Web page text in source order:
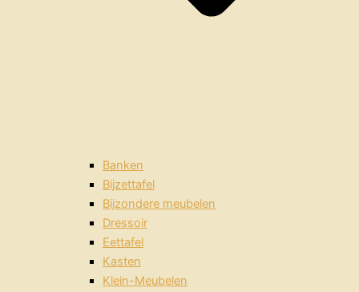
Banken
Bijzettafel
Bijzondere meubelen
Dressoir
Eettafel
Kasten
Klein-Meubelen